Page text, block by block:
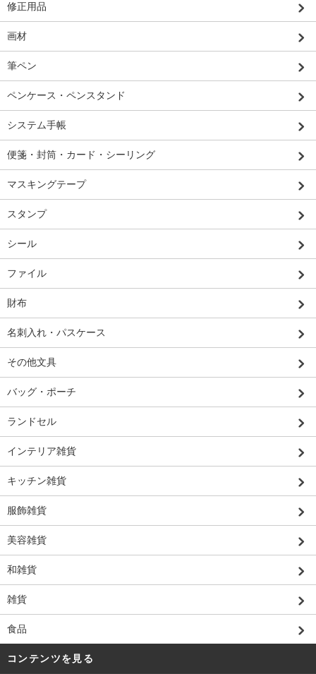
修正用品
画材
筆ペン
ペンケース・ペンスタンド
システム手帳
便箋・封筒・カード・シーリング
マスキングテープ
スタンプ
シール
ファイル
財布
名刺入れ・パスケース
その他文具
バッグ・ポーチ
ランドセル
インテリア雑貨
キッチン雑貨
服飾雑貨
美容雑貨
和雑貨
雑貨
食品
コンテンツを見る